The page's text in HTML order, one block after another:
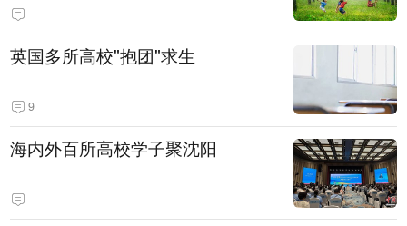
英国多所高校"抱团"求生
9
海内外百所高校学子聚沈阳